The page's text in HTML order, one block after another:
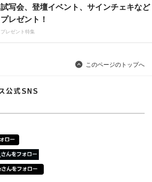
試写会、登壇イベント、サインチェキなど
プレゼント！
プレゼント特集
このページのトップへ